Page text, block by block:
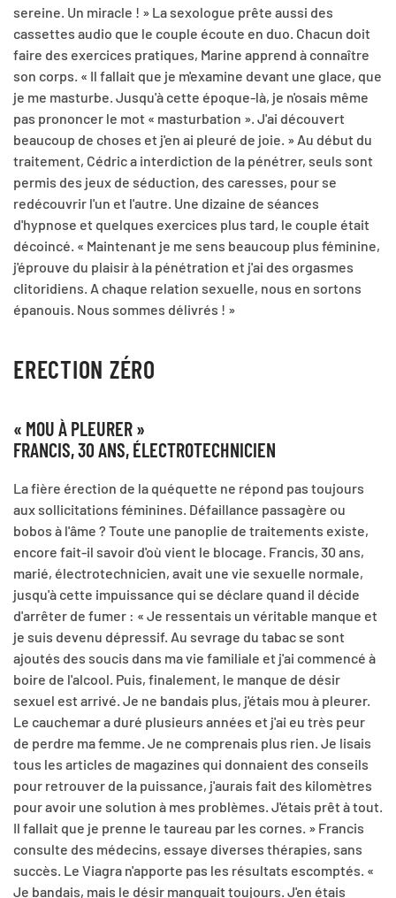
sereine. Un miracle ! » La sexologue prête aussi des
cassettes audio que le couple écoute en duo. Chacun doit
faire des exercices pratiques, Marine apprend à connaître
son corps. « Il fallait que je m'examine devant une glace, que
je me masturbe. Jusqu'à cette époque-là, je n'osais même
pas prononcer le mot « masturbation ». J'ai découvert
beaucoup de choses et j'en ai pleuré de joie. » Au début du
traitement, Cédric a interdiction de la pénétrer, seuls sont
permis des jeux de séduction, des caresses, pour se
redécouvrir l'un et l'autre. Une dizaine de séances
d'hypnose et quelques exercices plus tard, le couple était
décoincé. « Maintenant je me sens beaucoup plus féminine,
j'éprouve du plaisir à la pénétration et j'ai des orgasmes
clitoridiens. A chaque relation sexuelle, nous en sortons
épanouis. Nous sommes délivrés ! »
ERECTION ZÉRO
« MOU À PLEURER »
FRANCIS, 30 ANS, ÉLECTROTECHNICIEN
La fière érection de la quéquette ne répond pas toujours
aux sollicitations féminines. Défaillance passagère ou
bobos à l'âme ? Toute une panoplie de traitements existe,
encore fait-il savoir d'où vient le blocage. Francis, 30 ans,
marié, électrotechnicien, avait une vie sexuelle normale,
jusqu'à cette impuissance qui se déclare quand il décide
d'arrêter de fumer : « Je ressentais un véritable manque et
je suis devenu dépressif. Au sevrage du tabac se sont
ajoutés des soucis dans ma vie familiale et j'ai commencé à
boire de l'alcool. Puis, finalement, le manque de désir
sexuel est arrivé. Je ne bandais plus, j'étais mou à pleurer.
Le cauchemar a duré plusieurs années et j'ai eu très peur
de perdre ma femme. Je ne comprenais plus rien. Je lisais
tous les articles de magazines qui donnaient des conseils
pour retrouver de la puissance, j'aurais fait des kilomètres
pour avoir une solution à mes problèmes. J'étais prêt à tout.
Il fallait que je prenne le taureau par les cornes. » Francis
consulte des médecins, essaye diverses thérapies, sans
succès. Le Viagra n'apporte pas les résultats escomptés. «
Je bandais, mais le désir manquait toujours. J'en étais